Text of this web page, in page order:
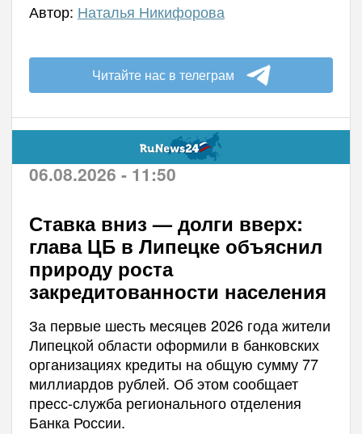
Автор: Наталья Никифорова
Читайте нас в телеграм
06.08.2026 - 11:50
Ставка вниз — долги вверх:
глава ЦБ в Липецке объяснил
природу роста
закредитованности населения
За первые шесть месяцев 2026 года жители
Липецкой области оформили в банковских
организациях кредиты на общую сумму 77
миллиардов рублей. Об этом сообщает
пресс-служба регионального отделения
Банка России.